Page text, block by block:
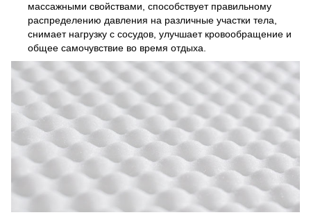
массажными свойствами, способствует правильному
распределению давления на различные участки тела,
снимает нагрузку с сосудов, улучшает кровообращение и
общее самочувствие во время отдыха.